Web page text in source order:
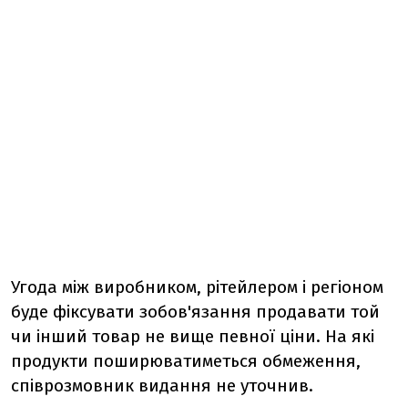
Угода між виробником, рітейлером і регіоном
буде фіксувати зобов'язання продавати той
чи інший товар не вище певної ціни. На які
продукти поширюватиметься обмеження,
співрозмовник видання не уточнив.